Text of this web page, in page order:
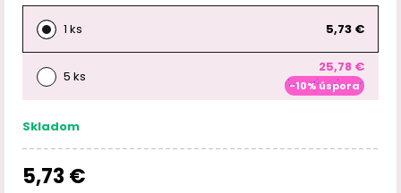
1 ks 5,73 €
5 ks
25,78 €
-10% úspora
Skladom
5,73 €